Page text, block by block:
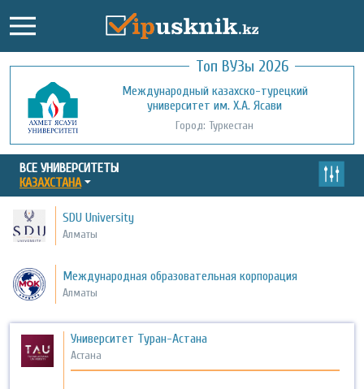
Топ ВУЗы 2026
Кызылординский открытый
университет
Город: Кызылорда
Международный казахско-турецкий
университет им. Х.А. Ясави
Город: Туркестан
ВСЕ УНИВЕРСИТЕТЫ
КАЗАХСТАНА
SDU University
Алматы
Международная образовательная корпорация
Алматы
Университет Туран-Астана
Астана